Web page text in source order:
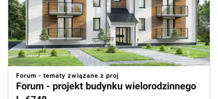
Forum - tematy związane z proj
Forum - projekt budynku wielorodzinnego